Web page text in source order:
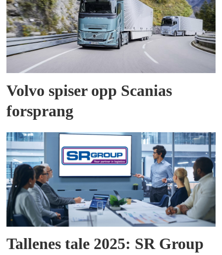
Volvo spiser opp Scanias
forsprang
Tallenes tale 2025: SR Group